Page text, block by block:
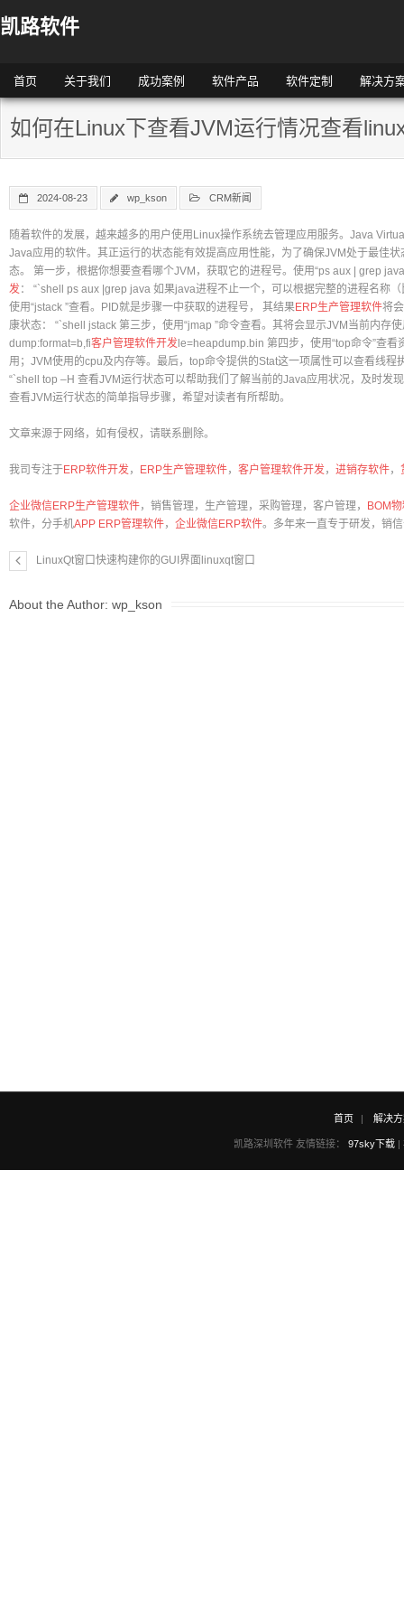
凯路软件
首页 关于我们 成功案例 软件产品 软件定制 解决方
如何在Linux下查看JVM运行情况查看
2024-08-23 wp_kson CRM新闻
随着软件的发展，越来越多的用户使用Linux操作系统去管理应用服务。Java
Java应用的软件。其正运行的状态能有效提高应用性能，为了确保JVM处于最佳
态。 第一步，根据你想要查看哪个JVM，获取它的进程号。使用“ps aux | grep
发 ： “`shell ps aux |grep java 如果java进程不止一个，可以根据完整的进程名称
使用“jstack ”查看。PID就是步骤一中获取的进程号， 其结果ERP生产管理软件将
康状态： “`shell jstack 第三步，使用“jmap ”命令查看。其将会显示JVM当前内存
dump:format=b,fi客户管理软件开发 le=heapdump.bin 第四步，使用“top命令”查
用；JVM使用的cpu及内存等。最后，top命令提供的Stat这一项属性可以查看线程
“`shell top –H 查看JVM运行状态可以帮助我们了解当前的Java应用状况，及时发
查看JVM运行状态的简单指导步骤，希望对读者有所帮助。
文章来源于网络，如有侵权，请联系删除。
我司专注于ERP软件开发 ， ERP生产管理软件， 客户管理软件开发 ， 进销存软件，
企业微信ERP生产管理软件，销售管理，生产管理，采购管理，客户管理，
BOM
软件，分手机APP ERP管理软件， 企业微信ERP软件。多年来一直专于研发，销
LinuxQt窗口快速构建你的GUI界面linuxqt窗口
About the Author: wp_kson
首页 解决
凯路深圳软件 友情链接： 97sky下载 |